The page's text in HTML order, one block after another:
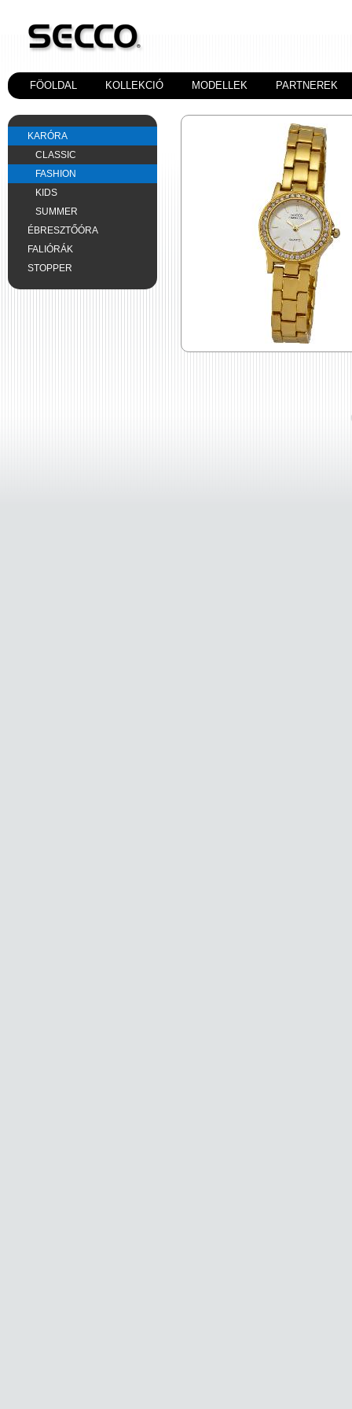
FÖOLDAL KOLLEKCIÓ MODELLEK PARTNEREK
KARÓRA
CLASSIC
FASHION
KIDS
SUMMER
ÉBRESZTŐÓRA
FALIÓRÁK
STOPPER